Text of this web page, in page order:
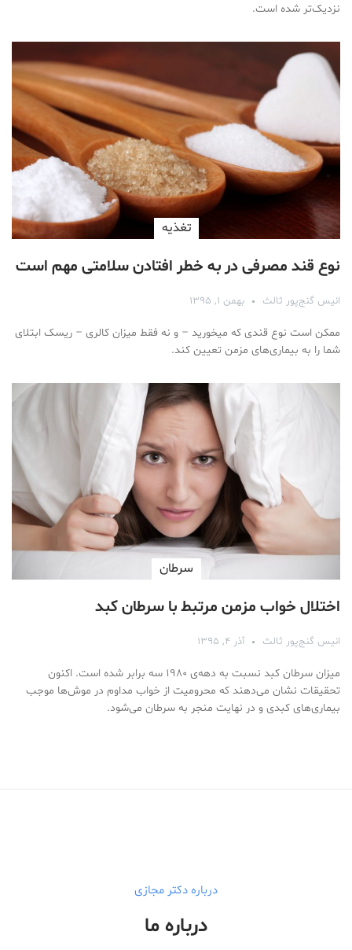
نزدیک‌تر شده است.
تغذیه
نوع قند مصرفی در به خطر افتادن سلامتی مهم است
انیس گنج‌پور ثالث بهمن ۱, ۱۳۹۵
ممکن است نوع قندی که میخورید – و نه فقط میزان کالری – ریسک ابتلای
شما را به بیماری‌های مزمن تعیین کند.
سرطان
اختلال خواب مزمن مرتبط با سرطان کبد
انیس گنج‌پور ثالث آذر ۴, ۱۳۹۵
میزان سرطان کبد نسبت به دهه‌ی ۱۹۸۰ سه برابر شده است. اکنون
تحقیقات نشان می‌دهند که محرومیت از خواب مداوم در موش‌ها موجب
بیماری‌های کبدی و در نهایت منجر به سرطان می‌شود.
درباره دکتر مجازی
درباره ما